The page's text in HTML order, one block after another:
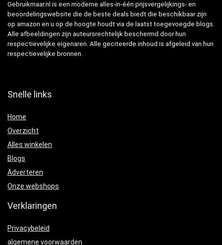
Gebruikmaar.nl is een moderne alles-in-één prijsvergelijkings- en
beoordelingswebsite die de beste deals biedt die beschikbaar zijn
op amazon en u op de hoogte houdt via de laatst toegevoegde blogs.
Alle afbeeldingen zijn auteursrechtelijk beschermd door hun
respectievelijke eigenaren. Alle geciteerde inhoud is afgeleid van hun
respectievelijke bronnen.
Snelle links
Home
Overzicht
Alles winkelen
Blogs
Adverteren
Onze webshops
Verklaringen
Privacybeleid
algemene voorwaarden